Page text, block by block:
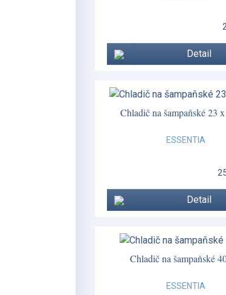
Detail
Chladič na šampaňské 23
ESSENTIA
Detail
Chladič na šampaňské
ESSENTIA